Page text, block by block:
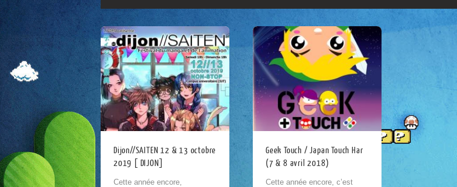
Dijon//SAITEN 12 & 13 octobre
2019 [ DIJON]
Cette année encore,
Geek Touch / Japan Touch Har
(7 & 8 avril 2018)
Cette année encore, c’est